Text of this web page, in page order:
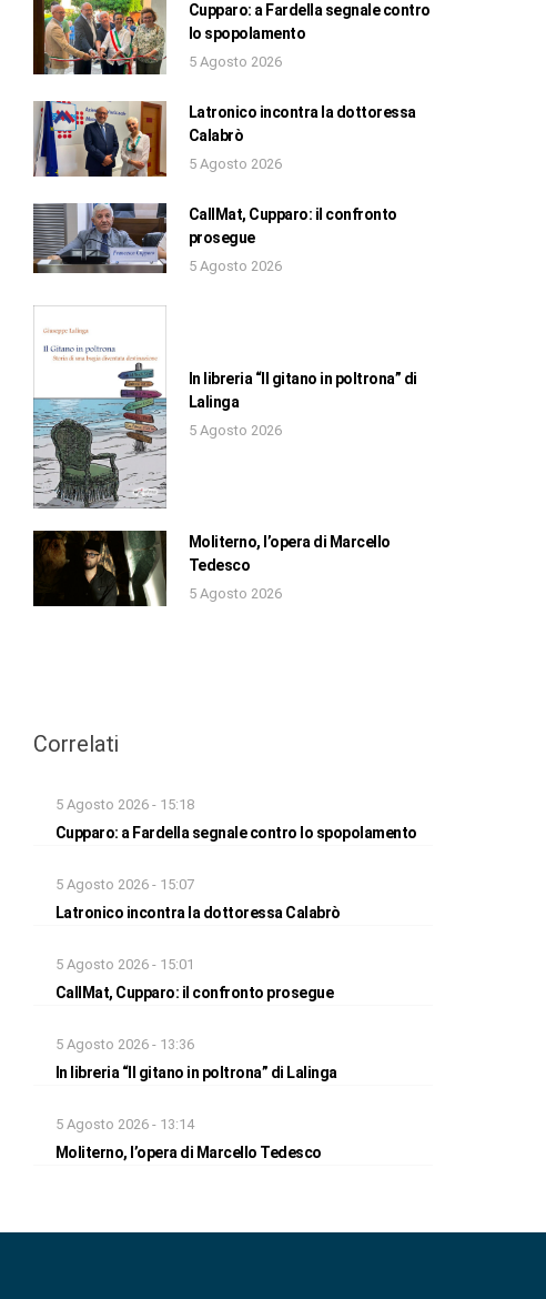
Cupparo: a Fardella segnale contro
lo spopolamento
5 Agosto 2026
Latronico incontra la dottoressa
Calabrò
5 Agosto 2026
CallMat, Cupparo: il confronto
prosegue
5 Agosto 2026
In libreria “Il gitano in poltrona” di
Lalinga
5 Agosto 2026
Moliterno, l’opera di Marcello
Tedesco
5 Agosto 2026
Correlati
5 Agosto 2026 - 15:18
Cupparo: a Fardella segnale contro lo spopolamento
5 Agosto 2026 - 15:07
Latronico incontra la dottoressa Calabrò
5 Agosto 2026 - 15:01
CallMat, Cupparo: il confronto prosegue
5 Agosto 2026 - 13:36
In libreria “Il gitano in poltrona” di Lalinga
5 Agosto 2026 - 13:14
Moliterno, l’opera di Marcello Tedesco